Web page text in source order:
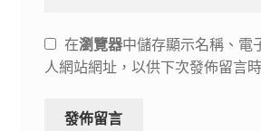
在瀏覽器中儲存顯示名稱、電
人網站網址，以供下次發佈留言